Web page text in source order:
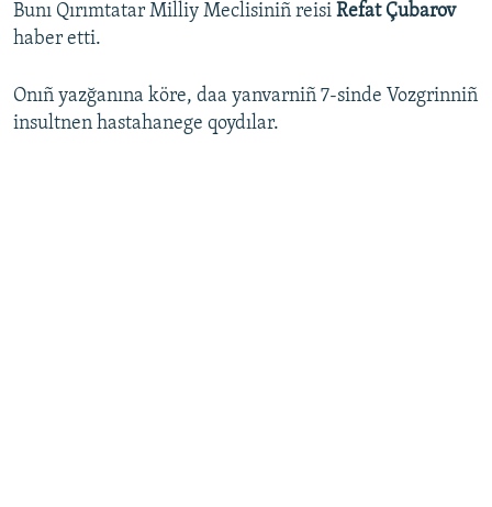
Bunı Qırımtatar Milliy Meclisiniñ reisi Refat Çubarov
haber etti.
Onıñ yazğanına köre, daa yanvarniñ 7-sinde Vozgrinniñ
insultnen hastahanege qoydılar.